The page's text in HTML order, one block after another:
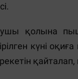
қолына
күні